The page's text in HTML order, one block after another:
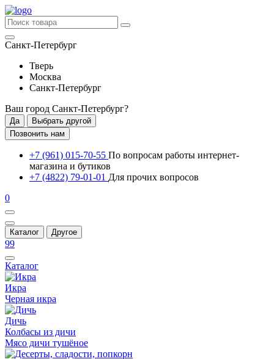
Санкт-Петербург
Тверь
Москва
Санкт-Петербург
Ваш город Санкт-Петербург?
Да
Выбрать другой
Позвонить нам
+7 (961) 015-70-55 По вопросам работы интернет-
магазина и бутиков
+7 (4822) 79-01-01 Для прочих вопросов
0
Каталог Другое
99
Каталог
Икра
Черная икра
Дичь
Колбасы из дичи
Мясо дичи тушёное